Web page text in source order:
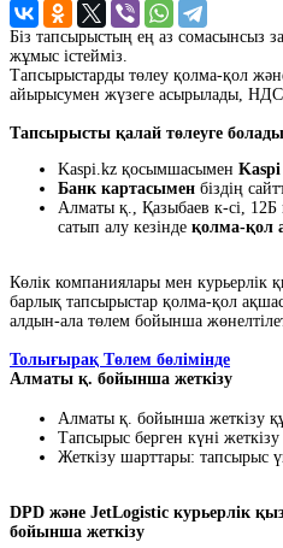
Біз тапсырыстың ең аз сомасынсыз
жұмыс істейміз.
Тапсырыстарды төлеу қолма-қол
айырысумен жүзеге асырылады,
Тапсырысты қалай төлеуге
Kaspi.kz қосымшасымен
Банк картасымен біздің
Алматы қ., Қазыбаев к-сі,
сатып алу кезінде қолма-қол
Көлік компаниялары мен курьерлік
барлық тапсырыстар қолма-қол
алдын-ала төлем бойынша
Толығырақ Төлем бөлімінде
Алматы қ. бойынша жеткізу
Алматы қ. бойынша жеткізу
Тапсырыс берген күні жеткізу
Жеткізу шарттары: тапсырыс
DPD және JetLogistic курьерлік
бойынша жеткізу